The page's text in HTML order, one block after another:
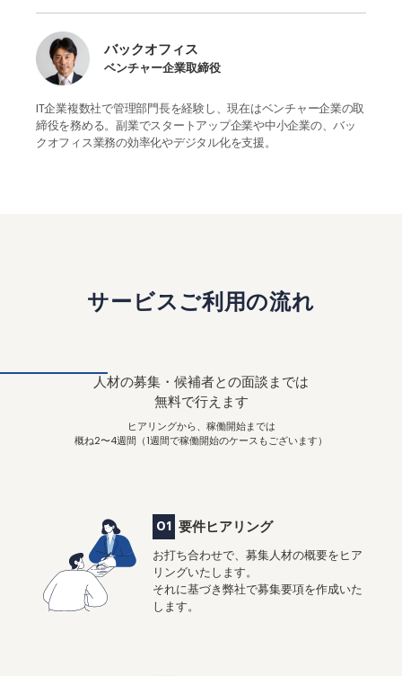
バックオフィス
ベンチャー企業取締役
IT企業複数社で管理部門長を経験し、現在はベンチャー企業の取
締役を務める。副業でスタートアップ企業や中小企業の、バッ
クオフィス業務の効率化やデジタル化を支援。
サービスご利用の流れ
人材の募集・候補者との面談までは
無料で行えます
ヒアリングから、稼働開始までは
概ね2〜4週間（1週間で稼働開始のケースもございます）
01 要件ヒアリング
お打ち合わせで、募集人材の概要をヒア
リングいたします。
それに基づき弊社で募集要項を作成いた
します。